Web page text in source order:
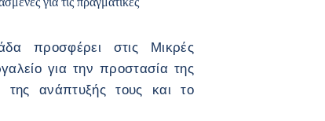
προσφέρει στις Μικρές
για την προστασία της
της ανάπτυξής τους και το